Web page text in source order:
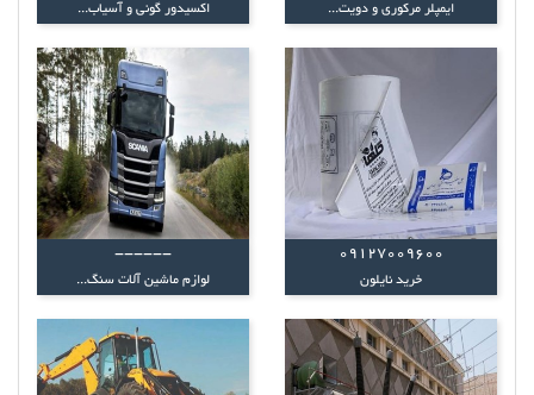
ایمپلر مرکوری و دویت... اکسیدور گونی و آسیاب...
09127009600
خرید نایلون
------
لوازم ماشین آلات سنگ...